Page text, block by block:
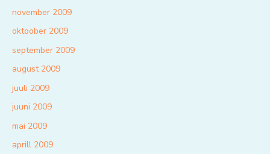
november 2009
oktoober 2009
september 2009
august 2009
juuli 2009
juuni 2009
mai 2009
aprill 2009